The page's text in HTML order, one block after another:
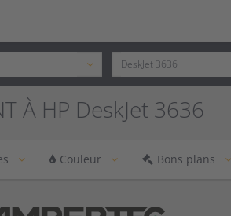
À HP DeskJet 3636
Couleur Bons plans